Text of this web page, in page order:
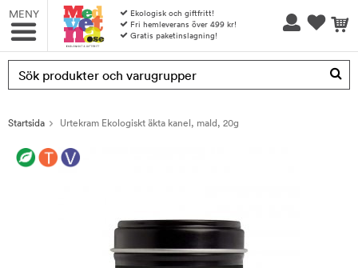
MENY
Ekologisk och giftfritt!
Fri hemleverans över 499 kr!
Gratis paketinslagning!
Produkten har blivit tillagd i varukorgen
Startsida Urtekram Ekologiskt äkta kanel, mald, 20g